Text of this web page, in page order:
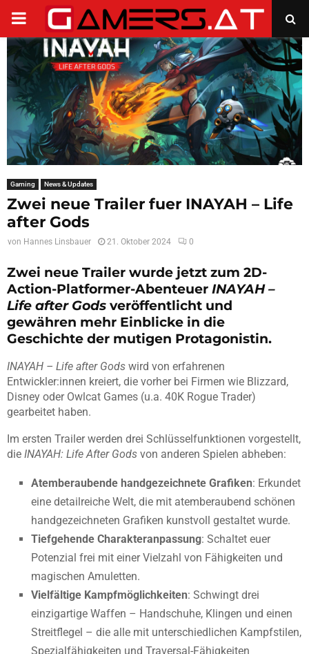
PRIMARY
MENU
Gaming News & Updates
Zwei neue Trailer fuer INAYAH – Life
after Gods
von Hannes Linsbauer 21. Oktober 2024 0
Zwei neue Trailer wurde jetzt zum 2D-
Action-Platformer-Abenteuer INAYAH –
Life after Gods veröffentlicht und
gewähren mehr Einblicke in die
Geschichte der mutigen Protagonistin.
INAYAH – Life after Gods wird von erfahrenen
Entwickler:innen kreiert, die vorher bei Firmen wie Blizzard,
Disney oder Owlcat Games (u.a. 40K Rogue Trader)
gearbeitet haben.
Im ersten Trailer werden drei Schlüsselfunktionen vorgestellt,
die INAYAH: Life After Gods von anderen Spielen abheben:
Atemberaubende handgezeichnete Grafiken: Erkundet
eine detailreiche Welt, die mit atemberaubend schönen
handgezeichneten Grafiken kunstvoll gestaltet wurde.
Tiefgehende Charakteranpassung: Schaltet euer
Potenzial frei mit einer Vielzahl von Fähigkeiten und
magischen Amuletten.
Vielfältige Kampfmöglichkeiten: Schwingt drei
einzigartige Waffen – Handschuhe, Klingen und einen
Streitflegel – die alle mit unterschiedlichen Kampfstilen,
Spezialfähigkeiten und Traversal-Fähigkeiten